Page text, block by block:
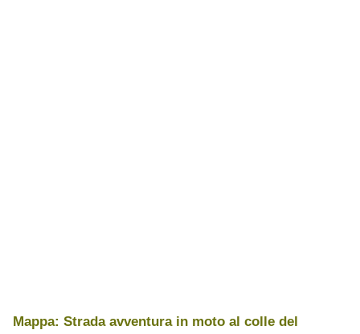
Mappa: Strada avventura in moto al colle del